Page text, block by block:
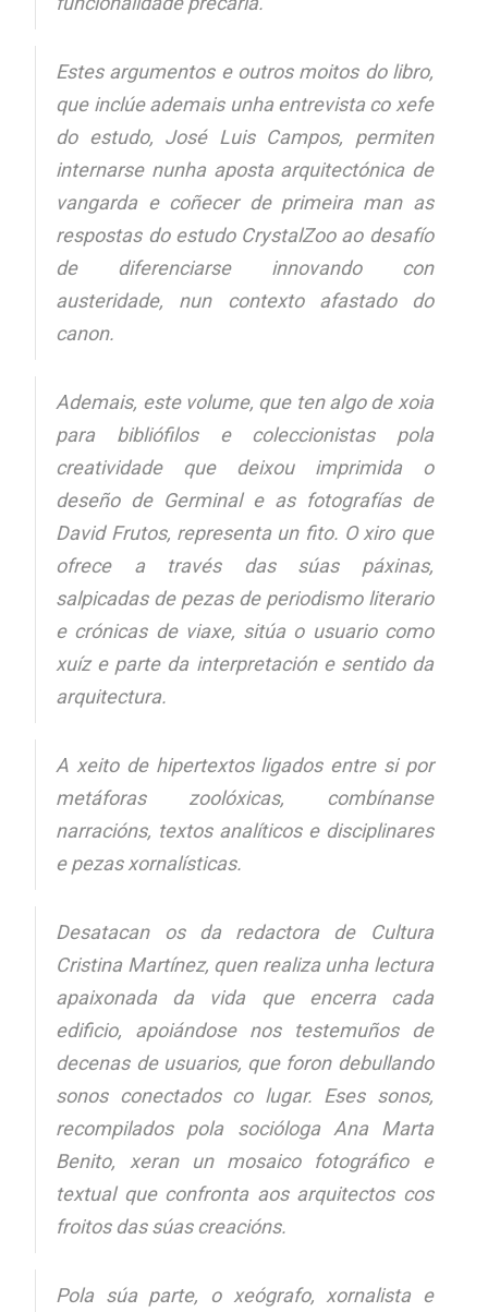
Estes argumentos e outros moitos do libro,
que inclúe ademais unha entrevista co xefe
do estudo, José Luis Campos, permiten
internarse nunha aposta arquitectónica de
vangarda e coñecer de primeira man as
respostas do estudo CrystalZoo ao desafío
de diferenciarse innovando con
austeridade, nun contexto afastado do
canon.
Ademais, este volume, que ten algo de xoia
para bibliófilos e coleccionistas pola
creatividade que deixou imprimida o
deseño de Germinal e as fotografías de
David Frutos, representa un fito. O xiro que
ofrece a través das súas páxinas,
salpicadas de pezas de periodismo literario
e crónicas de viaxe, sitúa o usuario como
xuíz e parte da interpretación e sentido da
arquitectura.
A xeito de hipertextos ligados entre si por
metáforas zoolóxicas, combínanse
narracións, textos analíticos e disciplinares
e pezas xornalísticas.
Desatacan os da redactora de Cultura
Cristina Martínez, quen realiza unha lectura
apaixonada da vida que encerra cada
edificio, apoiándose nos testemuños de
decenas de usuarios, que foron debullando
sonos conectados co lugar. Eses sonos,
recompilados pola socióloga Ana Marta
Benito, xeran un mosaico fotográfico e
textual que confronta aos arquitectos cos
froitos das súas creacións.
Pola súa parte, o xeógrafo, xornalista e